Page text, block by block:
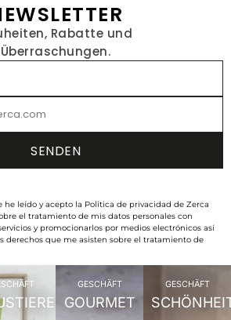
Rabatte und
Überraschungen.
leído y acepto la Política de privacidad de Zerca
el tratamiento de mis datos personales con
y promocionarlos por medios electrónicos así
derechos que me asisten sobre el tratamiento de
GESCHÄFT
GOURMET
GESCHÄFT